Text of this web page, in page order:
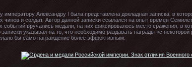
императору Александру I была представлена докладная записка, в
чинов и солдат. Автор данной записки ссылался на опыт времен
вручались медали, на них фиксировалось место сражения, в
указывал на то, что необходимо раздавать награды «с
бы само награждение более эффективным.